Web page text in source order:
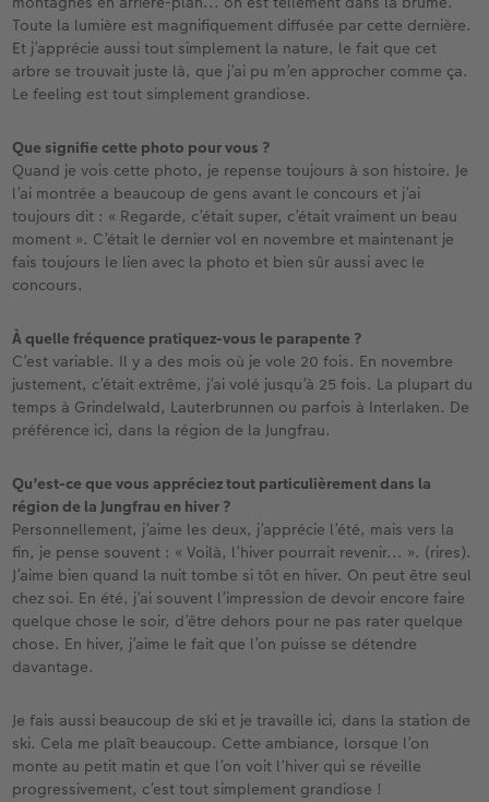
Toute la lumière est magnifiquement diffusée par cette dernière.
Et j’apprécie aussi tout simplement la nature, le fait que cet
arbre se trouvait juste là, que j’ai pu m’en approcher comme ça.
Le feeling est tout simplement grandiose.
Que signifie cette photo pour vous ?
Quand je vois cette photo, je repense toujours à son histoire. Je
l’ai montrée a beaucoup de gens avant le concours et j’ai
toujours dit : « Regarde, c’était super, c’était vraiment un beau
moment ». C’était le dernier vol en novembre et maintenant je
fais toujours le lien avec la photo et bien sûr aussi avec le
concours.
À quelle fréquence pratiquez-vous le parapente ?
C’est variable. Il y a des mois où je vole 20 fois. En novembre
justement, c’était extrême, j’ai volé jusqu’à 25 fois. La plupart du
temps à Grindelwald, Lauterbrunnen ou parfois à Interlaken. De
préférence ici, dans la région de la Jungfrau.
Qu’est-ce que vous appréciez tout particulièrement dans la
région de la Jungfrau en hiver ?
Personnellement, j’aime les deux, j’apprécie l’été, mais vers la
fin, je pense souvent : « Voilà, l’hiver pourrait revenir... ». (rires).
J’aime bien quand la nuit tombe si tôt en hiver. On peut être seul
chez soi. En été, j’ai souvent l’impression de devoir encore faire
quelque chose le soir, d’être dehors pour ne pas rater quelque
chose. En hiver, j’aime le fait que l’on puisse se détendre
davantage.
Je fais aussi beaucoup de ski et je travaille ici, dans la station de
ski. Cela me plaît beaucoup. Cette ambiance, lorsque l’on
monte au petit matin et que l’on voit l’hiver qui se réveille
progressivement, c’est tout simplement grandiose !